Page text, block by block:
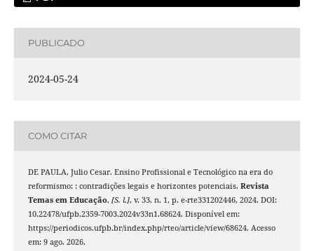
PUBLICADO
2024-05-24
COMO CITAR
DE PAULA, Julio Cesar. Ensino Profissional e Tecnológico na era do
reformismo: : contradições legais e horizontes potenciais. Revista
Temas em Educação, [S. l.], v. 33, n. 1, p. e-rte331202446, 2024. DOI:
10.22478/ufpb.2359-7003.2024v33n1.68624. Disponível em:
https://periodicos.ufpb.br/index.php/rteo/article/view/68624. Acesso
em: 9 ago. 2026.